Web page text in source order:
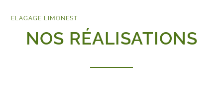
ELAGAGE LIMONEST
NOS RÉALISATIONS